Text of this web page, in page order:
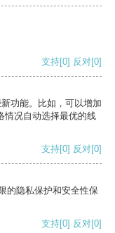
支持[0] 反对[0]
功能。比如，可以增加
情况自动选择最优的线
支持[0] 反对[0]
的隐私保护和安全性保
支持[0] 反对[0]